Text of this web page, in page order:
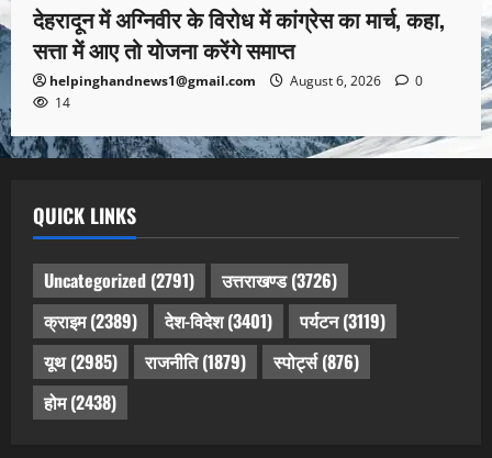
देहरादून में अग्निवीर के विरोध में कांग्रेस का मार्च, कहा,
सत्ता में आए तो योजना करेंगे समाप्त
helpinghandnews1@gmail.com August 6, 2026
0
14
QUICK LINKS
Uncategorized (2791) उत्तराखण्ड(3726)
क्राइम(2389) देश-विदेश(3401) पर्यटन(3119)
यूथ(2985) राजनीति(1879) स्पोर्ट्स(876)
होम(2438)